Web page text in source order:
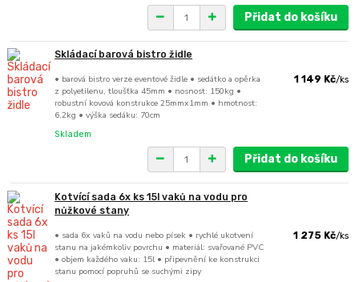
Přidat do košíku
Skládací barová bistro židle
• barová bistro verze eventové židle • sedátko a opěrka
z polyetilenu, tloušťka 45mm • nosnost: 150kg •
robustní kovová konstrukce 25mmx1mm • hmotnost:
6,2kg • výška sedáku: 70cm
1 149 Kč/ks
Skladem
Přidat do košíku
Kotvící sada 6x ks 15l vaků na vodu pro
nůžkové stany
• sada 6x vaků na vodu nebo písek • rychlé ukotvení
stanu na jakémkoliv povrchu • materiál: svařované PVC
• objem každého vaku: 15l • připevnění ke konstrukci
stanu pomocí popruhů se suchými zipy
1 275 Kč/ks